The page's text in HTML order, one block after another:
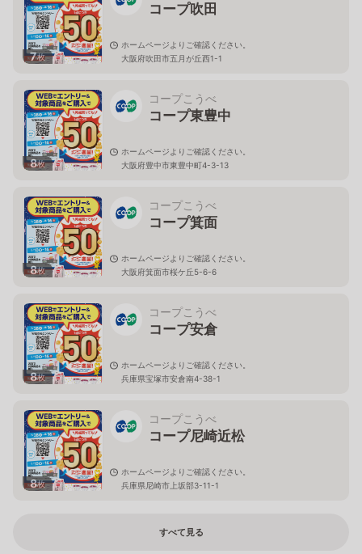
7枚
コープ吹田
ホームページよりご確認ください。
大阪府吹田市五月が丘西1-1
8枚
コープこうべ
コープ東豊中
ホームページよりご確認ください。
大阪府豊中市東豊中町4-3-13
8枚
コープこうべ
コープ箕面
ホームページよりご確認ください。
大阪府箕面市桜ケ丘5-6-6
8枚
コープこうべ
コープ安倉
ホームページよりご確認ください。
兵庫県宝塚市安倉南4-38-1
8枚
コープこうべ
コープ尼崎近松
ホームページよりご確認ください。
兵庫県尼崎市上坂部3-11-1
すべて見る